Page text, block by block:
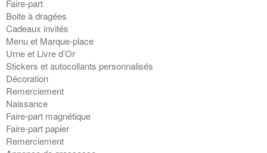
Faire-part
Boite à dragées
Cadeaux invités
Menu et Marque-place
Urne et Livre d’Or
Stickers et autocollants personnalisés
Décoration
Remerciement
Naissance
Faire-part magnétique
Faire-part papier
Remerciement